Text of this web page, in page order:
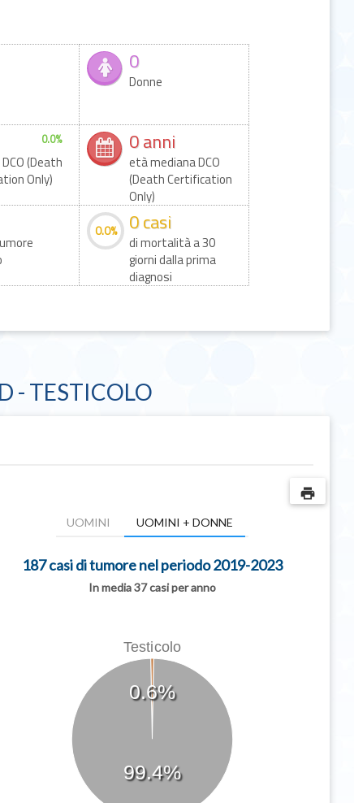
0
Donne
(Death
Only)
0.0% 0 anni
età mediana DCO
(Death Certification
Only)
0.0% 0 casi
di mortalità a 30
giorni dalla prima
diagnosi
- TESTICOLO
print
UOMINI UOMINI + DONNE
187 casi di tumore nel periodo 2019-2023
In media 37 casi per anno
0.6%
99.4%
Testicolo